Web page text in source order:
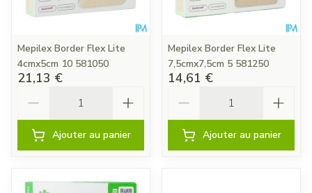
Mepilex Border Flex Lite
4cmx5cm 10 581050
21,13 €
Ajouter au panier
Mepilex Border Flex Lite
7,5cmx7,5cm 5 581250
14,61 €
Ajouter au panier